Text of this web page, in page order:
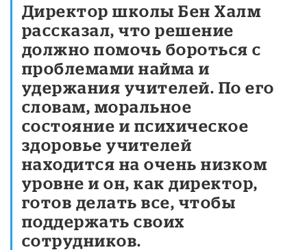
Директор школы Бен Халм
рассказал, что решение
должно помочь бороться с
проблемами найма и
удержания учителей. По его
словам, моральное
состояние и психическое
здоровье учителей
находится на очень низком
уровне и он, как директор,
готов делать все, чтобы
поддержать своих
сотрудников.